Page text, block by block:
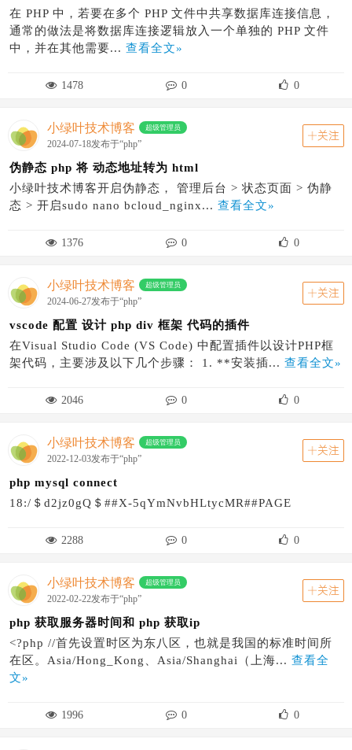
在 PHP 中，若要在多个 PHP 文件中共享数据库连接信息，
通常的做法是将数据库连接逻辑放入一个单独的 PHP 文件
中，并在其他需要... 查看全文»
1478 0 0
小绿叶技术博客 超级管理员
2024-07-18发布于“php”
关注
伪静态 php 将 动态地址转为 html
小绿叶技术博客开启伪静态， 管理后台 > 状态页面 > 伪静
态 > 开启sudo nano bcloud_nginx... 查看全文»
1376 0 0
小绿叶技术博客 超级管理员
2024-06-27发布于“php”
关注
vscode 配置 设计 php div 框架 代码的插件
在Visual Studio Code (VS Code) 中配置插件以设计PHP框
架代码，主要涉及以下几个步骤： 1. **安装插... 查看全文»
2046 0 0
小绿叶技术博客 超级管理员
2022-12-03发布于“php”
关注
php mysql connect
18:/＄d2jz0gQ＄##X-5qYmNvbHLtycMR##PAGE
2288 0 0
小绿叶技术博客 超级管理员
2022-02-22发布于“php”
关注
php 获取服务器时间和 php 获取ip
<?php //首先设置时区为东八区，也就是我国的标准时间所
在区。Asia/Hong_Kong、Asia/Shanghai（上海... 查看全
文»
1996 0 0